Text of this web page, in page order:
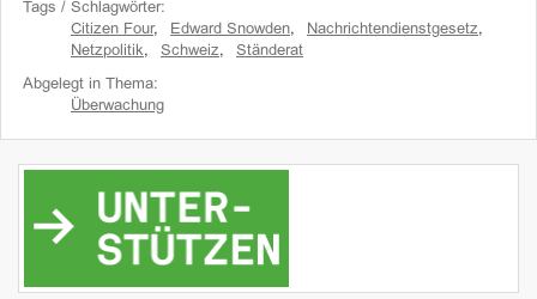
Tags / Schlagwörter:
Citizen Four, Edward Snowden, Nachrichtendienstgesetz,
Netzpolitik, Schweiz, Ständerat
Abgelegt in Thema:
Überwachung